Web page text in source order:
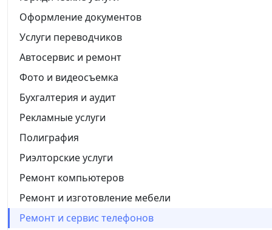
Оформление документов
Услуги переводчиков
Автосервис и ремонт
Фото и видеосъемка
Бухгалтерия и аудит
Рекламные услуги
Полиграфия
Риэлторские услуги
Ремонт компьютеров
Ремонт и изготовление мебели
Ремонт и сервис телефонов